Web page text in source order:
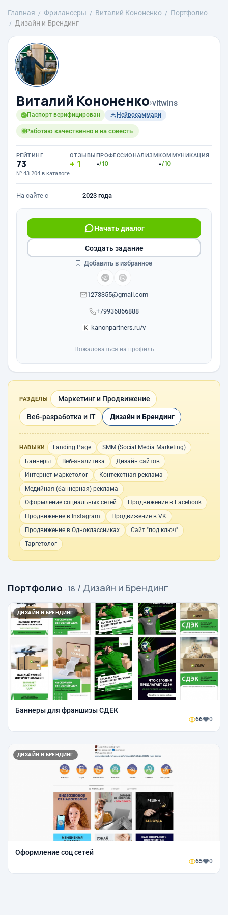
Главная Фрилансеры Виталий Кононенко
Портфолио
Дизайн и Брендинг
Виталий Кононенко›vitwins
Паспорт верифицирован Нейросаммари
Работаю качественно и на совесть
РЕЙТИНГ
73
№ 43 204 в каталоге
ОТЗЫВЫ
1
ПРОФЕССИОНАЛИЗМ
-/10
КОММУНИКАЦИЯ
-/10
На сайте с 2023 года
+79936866888
Начать диалог
1273355@gmail.com
kanonpartners.ru/v
Создать задание
Добавить в избранное
Пожаловаться на профиль
РАЗДЕЛЫ Маркетинг и Продвижение
Веб-разработка и IT Дизайн и Брендинг
НАВЫКИ Landing Page
SMM (Social Media Marketing)
Баннеры
Веб-аналитика
Дизайн сайтов
Интернет-маркетолог
Контекстная реклама
Медийная (баннерная) реклама
Оформление социальных сетей
Продвижение в Facebook
Продвижение в Instagram
Продвижение в VK
Продвижение в Одноклассниках
Сайт "под ключ"
Таргетолог
Портфолио · 18 / Дизайн и Брендинг
ДИЗАЙН И БРЕНДИНГ
Баннеры для франшизы СДЕК
66 0
ДИЗАЙН И БРЕНДИНГ
Оформление соц сетей
65 0